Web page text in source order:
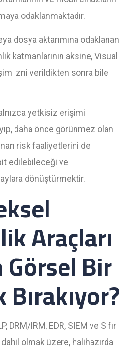
odaklanmaktadır.
dosya aktarımına odaklanan
katmanlarının aksine, Visual
izni verildikten sonra bile
yetkisiz erişimi
daha önce görünmez olan
risk faaliyetlerini de
edilebileceği ve
dönüştürmektir.
Araçları
Bir
DRM/IRM, EDR, SIEM ve Sıfır
olmak üzere, halihazırda